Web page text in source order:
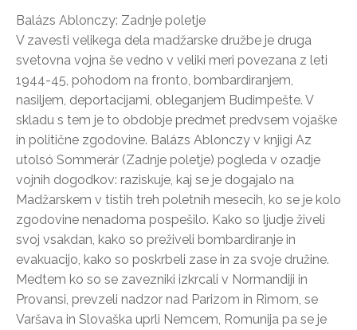
Balázs Ablonczy: Zadnje poletje
V zavesti velikega dela madžarske družbe je druga
svetovna vojna še vedno v veliki meri povezana z leti
1944-45, pohodom na fronto, bombardiranjem,
nasiljem, deportacijami, obleganjem Budimpešte. V
skladu s tem je to obdobje predmet predvsem vojaške
in politične zgodovine. Balázs Ablonczy v knjigi Az
utolsó Sommerár (Zadnje poletje) pogleda v ozadje
vojnih dogodkov: raziskuje, kaj se je dogajalo na
Madžarskem v tistih treh poletnih mesecih, ko se je kolo
zgodovine nenadoma pospešilo. Kako so ljudje živeli
svoj vsakdan, kako so preživeli bombardiranje in
evakuacijo, kako so poskrbeli zase in za svoje družine.
Medtem ko so se zavezniki izkrcali v Normandiji in
Provansi, prevzeli nadzor nad Parizom in Rimom, se
Varšava in Slovaška uprli Nemcem, Romunija pa se je